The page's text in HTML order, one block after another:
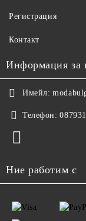
Регистрация
Контакт
Информация за
Имейл:
Телефон:
Ние работим с